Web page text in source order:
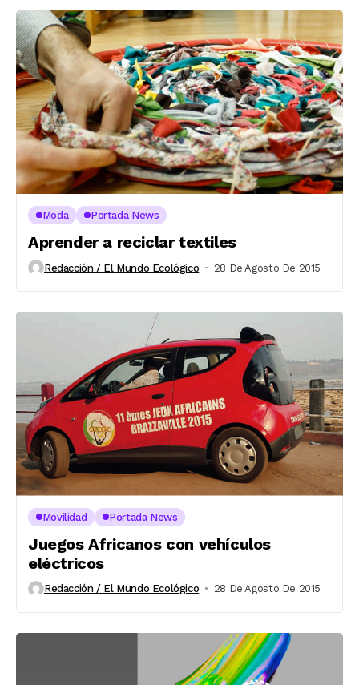
Moda Portada News
Aprender a reciclar textiles
Redacción / El Mundo Ecológico 28 De Agosto De 2015
Movilidad Portada News
Juegos Africanos con vehículos
eléctricos
Redacción / El Mundo Ecológico 28 De Agosto De 2015